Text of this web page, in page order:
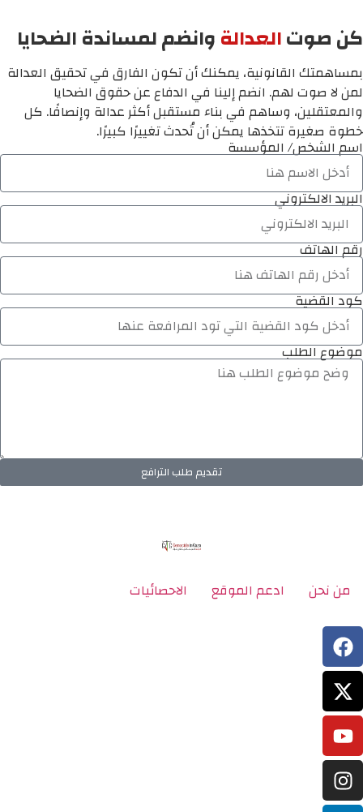
كن صوتالعدالةوانضم لمساندة الضحايا
بمساهمتك القانونية، يمكنك أن تكون الفارق في تحقيق العدالة
لمن لا صوت لهم. انضم إلينا في الدفاع عن حقوق الضحايا
والمعتقلين، وساهم في بناء مستقبل أكثر عدالة وإنصافًا. كل
خطوة صغيرة تتخذها يمكن أن تُحدث تغييرًا كبيرًا.
اسم الشخص/ المؤسسة
البريد الالكتروني
رقم الهاتف
كود القضية
موضوع الطلب
تقديم طلب الترافع
من نحن ادعم الموقع الاحصائيات